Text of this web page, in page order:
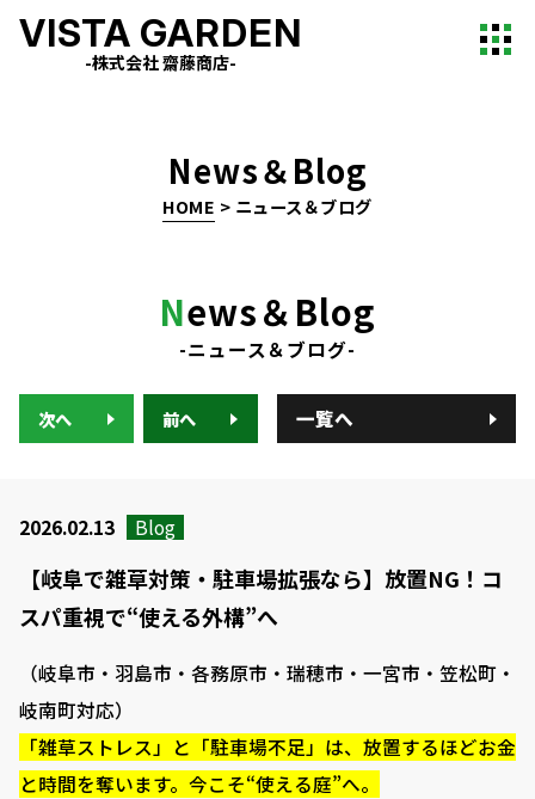
VISTA GARDEN
-株式会社 齋藤商店-
News＆Blog
HOME > ニュース＆ブログ
News＆Blog
-ニュース＆ブログ-
次へ 前へ 一覧へ
2026.02.13 Blog
【岐阜で雑草対策・駐車場拡張なら】放置NG！コ
スパ重視で“使える外構”へ
（岐阜市・羽島市・各務原市・瑞穂市・一宮市・笠松町・
岐南町対応）
「雑草ストレス」と「駐車場不足」は、放置するほどお金
と時間を奪います。――今こそ“使える庭”へ。